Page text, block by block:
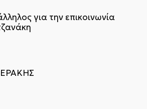
για την επικοινωνία